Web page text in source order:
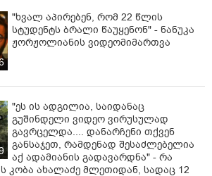
"ხვალ აპირებენ, რომ 22 წლის
სტუდენტს ბრალი წაუყენონ" - ნანუკა
ჟორჟოლიანის ვიდეომიმართვა
"ეს ის ადგილია, საიდანაც
გუშინდელი ვიდეო ვირუსულად
გავრცელდა.... დანარჩენი თქვენ
განსაჯეთ, რამდენად შესაძლებელია
აქ ადამიანის გადავარდნა" - რა
კობა ახალაძე მლეთიდან, სადაც 12